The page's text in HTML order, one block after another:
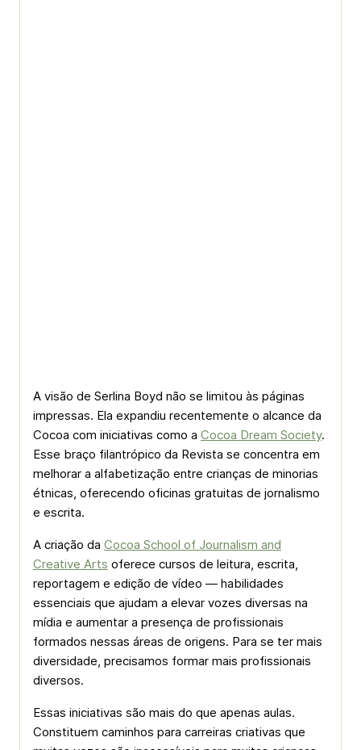
A visão de Serlina Boyd não se limitou às páginas
impressas. Ela expandiu recentemente o alcance da
Cocoa com iniciativas como a Cocoa Dream Society.
Esse braço filantrópico da Revista se concentra em
melhorar a alfabetização entre crianças de minorias
étnicas, oferecendo oficinas gratuitas de jornalismo
e escrita.
A criação da Cocoa School of Journalism and
Creative Arts oferece cursos de leitura, escrita,
reportagem e edição de vídeo — habilidades
essenciais que ajudam a elevar vozes diversas na
mídia e aumentar a presença de profissionais
formados nessas áreas de origens. Para se ter mais
diversidade, precisamos formar mais profissionais
diversos.
Essas iniciativas são mais do que apenas aulas.
Constituem caminhos para carreiras criativas que